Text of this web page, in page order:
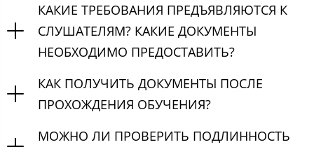
КАКИЕ ТРЕБОВАНИЯ ПРЕДЪЯВЛЯЮТСЯ К
СЛУШАТЕЛЯМ? КАКИЕ ДОКУМЕНТЫ
НЕОБХОДИМО ПРЕДОСТАВИТЬ?
КАК ПОЛУЧИТЬ ДОКУМЕНТЫ ПОСЛЕ
ПРОХОЖДЕНИЯ ОБУЧЕНИЯ?
МОЖНО ЛИ ПРОВЕРИТЬ ПОДЛИННОСТЬ